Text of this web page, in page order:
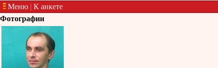
Меню | К анкете
Фотографии